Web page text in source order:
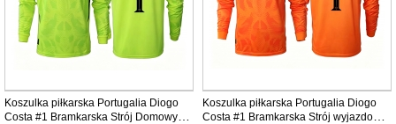
Koszulka piłkarska Portugalia Diogo
Costa #1 Bramkarska Strój Domowy
Koszulka piłkarska Portugalia Diogo
Costa #1 Bramkarska Strój wyjazdowy